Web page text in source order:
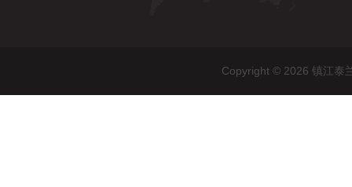
Copyright © 2026 镇江